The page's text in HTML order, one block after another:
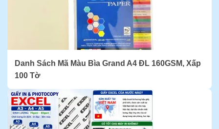
Danh Sách Mã Màu Bìa Grand A4 ĐL 160GSM, Xấp
100 Tờ